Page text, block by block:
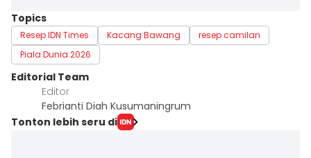
Topics
Resep IDN Times Kacang Bawang
resep camilan
Piala Dunia 2026
Editorial Team
Editor
Febrianti Diah Kusumaningrum
Tonton lebih seru di